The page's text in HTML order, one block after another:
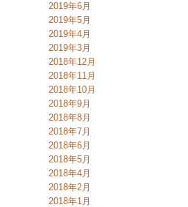
2019年6月
2019年5月
2019年4月
2019年3月
2018年12月
2018年11月
2018年10月
2018年9月
2018年8月
2018年7月
2018年6月
2018年5月
2018年4月
2018年2月
2018年1月